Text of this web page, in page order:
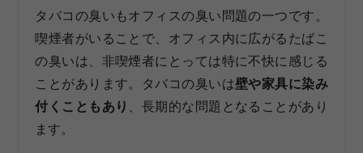
タバコの臭いもオフィスの臭い問題の一つです。
喫煙者がいることで、オフィス内に広がるたばこ
の臭いは、非喫煙者にとっては特に不快に感じる
ことがあります。タバコの臭いは壁や家具に染み
付くこともあり 、長期的な問題となることがあり
ます。